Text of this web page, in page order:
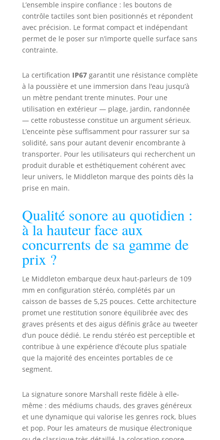
de 20 heures
d’autonomie en
une seule charge.
Et si votre session
devait se
lui suffisent à
retrouver toute
son énergie.
Connectez-vous à
plusieurs
Middleton pour
amplifier votre
son et vous offrir
une session Stack
à plusieurs
enceintes.
pour remplir votre
ou vos espaces
d’un son puissant.
composée à 55 %
d’appareils
électroniques
usagés, de
bouteilles d’eau et
de feux
automobiles.
Garantie sans
PVC.
L’ensemble inspire confiance : les boutons de
contrôle tactiles sont bien positionnés et répondent
avec précision. Le format compact et indépendant
permet de le poser sur n’importe quelle surface sans
contrainte.
La certification IP67garantit une résistance complète
à la poussière et une immersion dans l’eau jusqu’à
un mètre pendant trente minutes. Pour une
utilisation en extérieur — plage, jardin, randonnée
— cette robustesse constitue un argument sérieux.
L’enceinte pèse suffisamment pour rassurer sur sa
solidité, sans pour autant devenir encombrante à
transporter. Pour les utilisateurs qui recherchent un
produit durable et esthétiquement cohérent avec
leur univers, le Middleton marque des points dès la
prise en main.
Qualité sonore au quotidien :
à la hauteur face aux
concurrents de sa gamme de
prix ?
Le Middleton embarque deux haut-parleurs de 109
mm en configuration stéréo, complétés par un
caisson de basses de 5,25 pouces. Cette architecture
promet une restitution sonore équilibrée avec des
graves présents et des aigus définis grâce au tweeter
d’un pouce dédié. Le rendu stéréo est perceptible et
contribue à une expérience d’écoute plus spatiale
que la majorité des enceintes portables de ce
segment.
La signature sonore Marshall reste fidèle à elle-
même : des médiums chauds, des graves généreux
et une dynamique qui valorise les genres rock, blues
et pop. Pour les amateurs de musique électronique